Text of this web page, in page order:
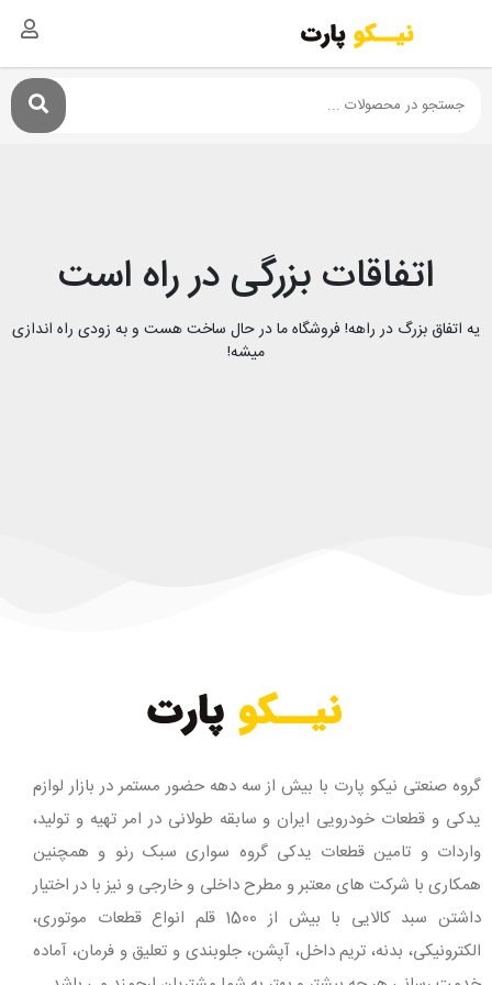
اتفاقات بزرگی در راه است
یه اتفاق بزرگ در راهه! فروشگاه ما در حال ساخت هست و به زودی راه اندازی
میشه!
گروه صنعتی نیکو پارت با بیش از سه دهه حضور مستمر در بازار لوازم
یدکی و قطعات خودرویی ایران و سابقه طولانی در امر تهیه و تولید،
واردات و تامین قطعات یدکی گروه سواری سبک رنو و همچنین
همکاری با شرکت های معتبر و مطرح داخلی و خارجی و نیز با در اختیار
داشتن سبد کالایی با بیش از 1500 قلم انواع قطعات موتوری،
الکترونیکی، بدنه، تریم داخل، آپشن، جلوبندی و تعلیق و فرمان، آماده